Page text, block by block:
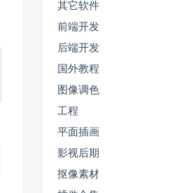
其它软件
前端开发
后端开发
国外教程
图像调色
工程
平面插画
影视后期
抠像素材